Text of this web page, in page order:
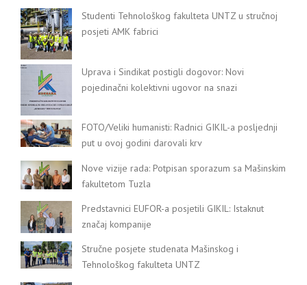
Studenti Tehnološkog fakulteta UNTZ u stručnoj
posjeti AMK fabrici
Uprava i Sindikat postigli dogovor: Novi
pojedinačni kolektivni ugovor na snazi
FOTO/Veliki humanisti: Radnici GIKIL-a posljednji
put u ovoj godini darovali krv
Nove vizije rada: Potpisan sporazum sa Mašinskim
fakultetom Tuzla
Predstavnici EUFOR-a posjetili GIKIL: Istaknut
značaj kompanije
Stručne posjete studenata Mašinskog i
Tehnološkog fakulteta UNTZ